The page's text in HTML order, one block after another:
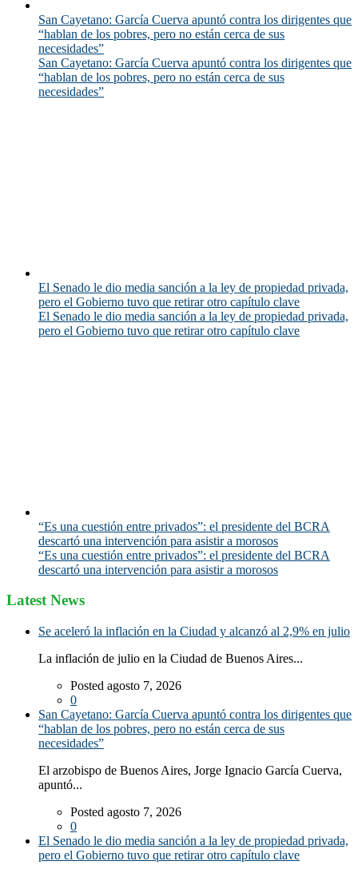
San Cayetano: García Cuerva apuntó contra los dirigentes que
“hablan de los pobres, pero no están cerca de sus
necesidades”
San Cayetano: García Cuerva apuntó contra los dirigentes que
“hablan de los pobres, pero no están cerca de sus
necesidades”
El Senado le dio media sanción a la ley de propiedad privada,
pero el Gobierno tuvo que retirar otro capítulo clave
El Senado le dio media sanción a la ley de propiedad privada,
pero el Gobierno tuvo que retirar otro capítulo clave
“Es una cuestión entre privados”: el presidente del BCRA
descartó una intervención para asistir a morosos
“Es una cuestión entre privados”: el presidente del BCRA
descartó una intervención para asistir a morosos
Latest News
Se aceleró la inflación en la Ciudad y alcanzó al 2,9% en julio
La inflación de julio en la Ciudad de Buenos Aires...
Posted agosto 7, 2026
0
San Cayetano: García Cuerva apuntó contra los dirigentes que
“hablan de los pobres, pero no están cerca de sus
necesidades”
El arzobispo de Buenos Aires, Jorge Ignacio García Cuerva,
apuntó...
Posted agosto 7, 2026
0
El Senado le dio media sanción a la ley de propiedad privada,
pero el Gobierno tuvo que retirar otro capítulo clave